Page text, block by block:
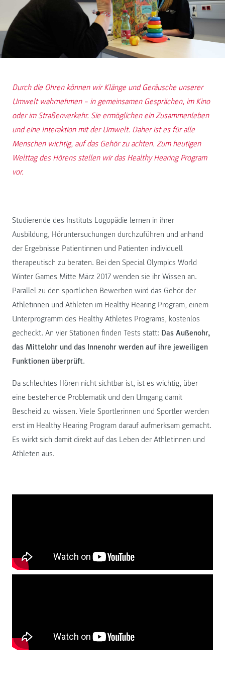
Durch die Ohren können wir Klänge und Geräusche unserer
Umwelt wahrnehmen – in gemeinsamen Gesprächen, im Kino
oder im Straßenverkehr. Sie ermöglichen ein Zusammenleben
und eine Interaktion mit der Umwelt. Daher ist es für alle
Menschen wichtig, auf das Gehör zu achten. Zum heutigen
Welttag des Hörens stellen wir das Healthy Hearing Program
vor.
Studierende des Instituts Logopädie lernen in ihrer
Ausbildung, Höruntersuchungen durchzuführen und anhand
der Ergebnisse Patientinnen und Patienten individuell
therapeutisch zu beraten. Bei den Special Olympics World
Winter Games Mitte März 2017 wenden sie ihr Wissen an.
Parallel zu den sportlichen Bewerben wird das Gehör der
Athletinnen und Athleten im Healthy Hearing Program, einem
Unterprogramm des Healthy Athletes Programs, kostenlos
gecheckt. An vier Stationen finden Tests statt: Das Außenohr,
das Mittelohr und das Innenohr werden auf ihre jeweiligen
Funktionen überprüft.
Da schlechtes Hören nicht sichtbar ist, ist es wichtig, über
eine bestehende Problematik und den Umgang damit
Bescheid zu wissen. Viele Sportlerinnen und Sportler werden
erst im Healthy Hearing Program darauf aufmerksam gemacht.
Es wirkt sich damit direkt auf das Leben der Athletinnen und
Athleten aus.